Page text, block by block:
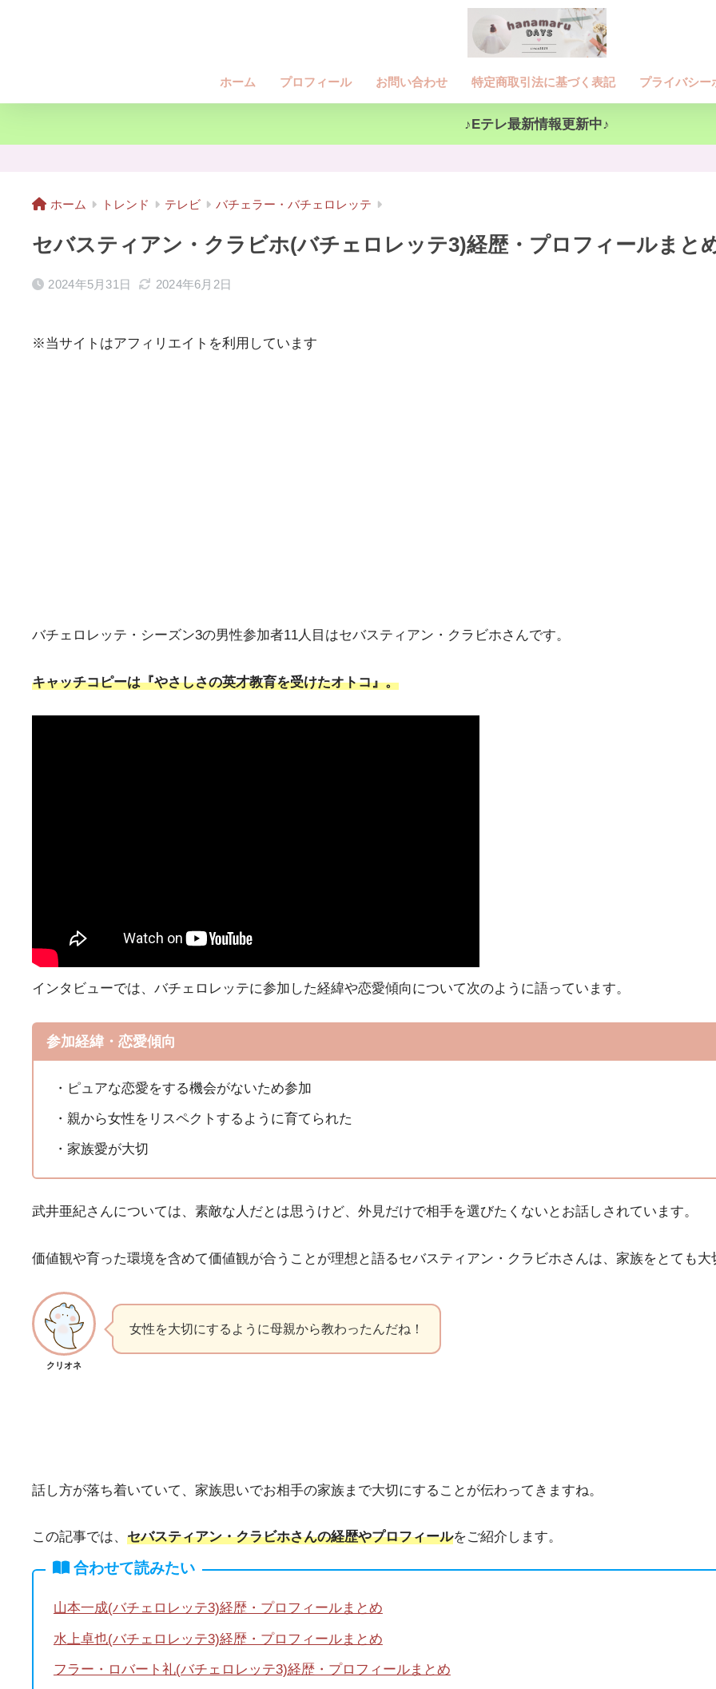
ホーム プロフィール お問い合わせ 特定商取引法に基づく表記 プライバシー
♪Eテレ最新情報更新中♪
ホーム トレンド テレビ バチェラー・バチェロレッテ
セバスティアン・クラビホ(バチェロレッテ3)経歴・プロフィールまと
2024年5月31日 2024年6月2日
※当サイトはアフィリエイトを利用しています
バチェロレッテ・シーズン3の男性参加者11人目はセバスティアン・クラビホさんです。
キャッチコピーは『やさしさの英才教育を受けたオトコ』。
インタビューでは、バチェロレッテに参加した経緯や恋愛傾向について次のように語っています。
参加経緯・恋愛傾向
・ピュアな恋愛をする機会がないため参加
・親から女性をリスペクトするように育てられた
・家族愛が大切
武井亜紀さんについては、素敵な人だとは思うけど、外見だけで相手を選びたくないとお話しされています。
価値観や育った環境を含めて価値観が合うことが理想と語るセバスティアン・クラビホさんは、家族をとても
クリオネ
女性を大切にするように母親から教わったんだね！
話し方が落ち着いていて、家族思いでお相手の家族まで大切にすることが伝わってきますね。
この記事では、 セバスティアン・クラビホさんの経歴やプロフィールをご紹介します。
合わせて読みたい
山本一成(バチェロレッテ3)経歴・プロフィールまとめ
水上卓也(バチェロレッテ3)経歴・プロフィールまとめ
フラー・ロバート礼(バチェロレッテ3)経歴・プロフィールまとめ